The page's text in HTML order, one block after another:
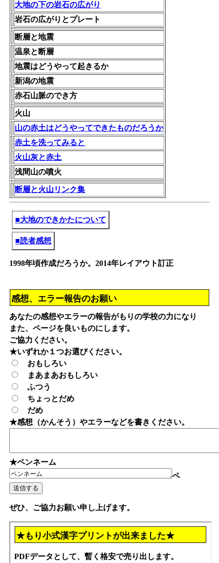
大地の下の岩石の広がり
岩石の広がりとプレート
断層と地震
温泉と断層
地震はどうやって起きるか
新潟の地震
赤石山脈のでき方
火山
山の赤土はどうやってできたものだろうか
赤土を洗ってみると
火山灰と赤土
浅間山の噴火
断層と火山リンク集
■大地のできかたについて
■読者感想
1998年頃作成だろうか。2014年レイアウト訂正
感想、エラー報告のお願い
あなたの感想やエラーの報告がもりの学校の力になり
また、ページを良いものにします。
ご協力ください。
★いずれか１つお選びください。
おもしろい
まあまあおもしろい
ふつう
ちょっとだめ
だめ
★感想（かんそう）やエラーなどを書きください。
★ペンネーム
ペ
ぜひ、ご協力お願い申し上げます。